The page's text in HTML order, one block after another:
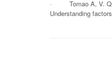
· Tomao A, V.
Understanding